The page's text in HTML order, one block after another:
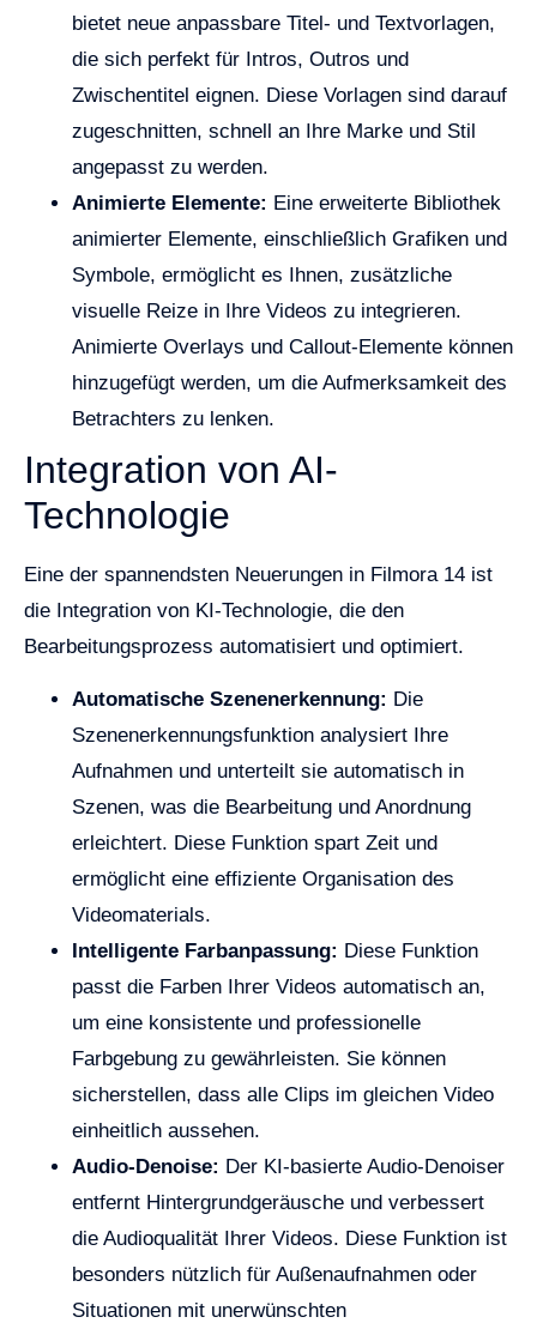
bietet neue anpassbare Titel- und Textvorlagen,
die sich perfekt für Intros, Outros und
Zwischentitel eignen. Diese Vorlagen sind darauf
zugeschnitten, schnell an Ihre Marke und Stil
angepasst zu werden.
Animierte Elemente: Eine erweiterte Bibliothek
animierter Elemente, einschließlich Grafiken und
Symbole, ermöglicht es Ihnen, zusätzliche
visuelle Reize in Ihre Videos zu integrieren.
Animierte Overlays und Callout-Elemente können
hinzugefügt werden, um die Aufmerksamkeit des
Betrachters zu lenken.
Integration von AI-
Technologie
Eine der spannendsten Neuerungen in Filmora 14 ist
die Integration von KI-Technologie, die den
Bearbeitungsprozess automatisiert und optimiert.
Automatische Szenenerkennung: Die
Szenenerkennungsfunktion analysiert Ihre
Aufnahmen und unterteilt sie automatisch in
Szenen, was die Bearbeitung und Anordnung
erleichtert. Diese Funktion spart Zeit und
ermöglicht eine effiziente Organisation des
Videomaterials.
Intelligente Farbanpassung: Diese Funktion
passt die Farben Ihrer Videos automatisch an,
um eine konsistente und professionelle
Farbgebung zu gewährleisten. Sie können
sicherstellen, dass alle Clips im gleichen Video
einheitlich aussehen.
Audio-Denoise: Der KI-basierte Audio-Denoiser
entfernt Hintergrundgeräusche und verbessert
die Audioqualität Ihrer Videos. Diese Funktion ist
besonders nützlich für Außenaufnahmen oder
Situationen mit unerwünschten